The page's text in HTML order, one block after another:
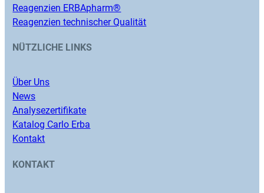
Reagenzien ERBApharm®
Reagenzien technischer Qualität
NÜTZLICHE LINKS
Über Uns
News
Analysezertifikate
Katalog Carlo Erba
Kontakt
KONTAKT